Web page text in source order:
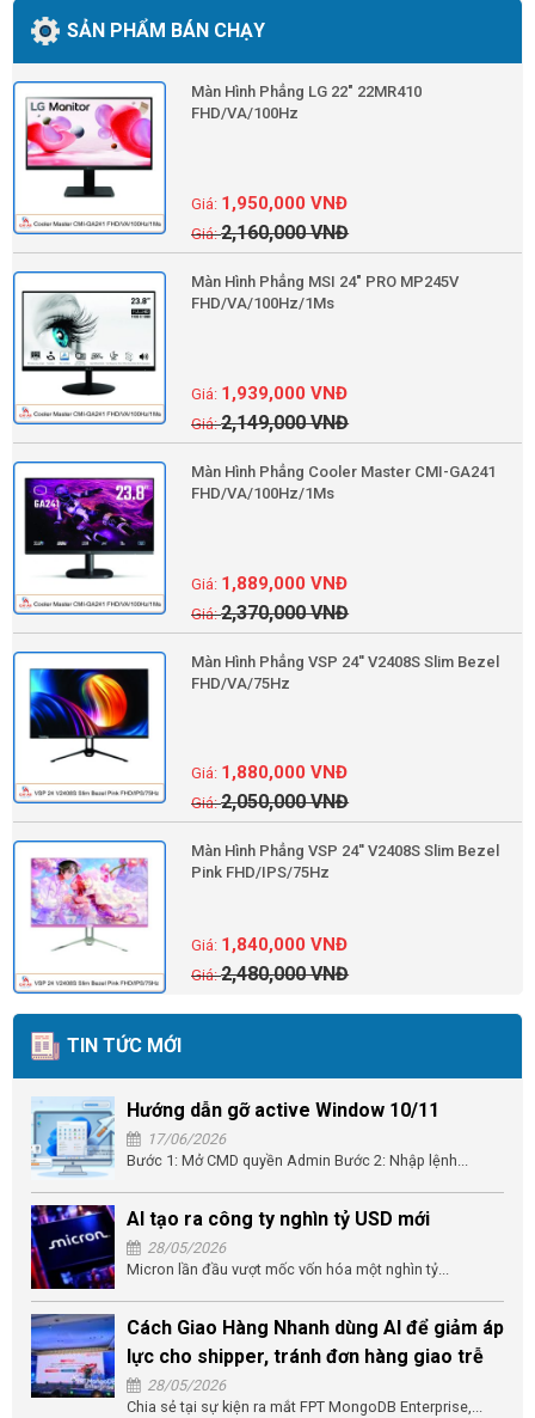
SẢN PHẨM BÁN CHẠY
Màn Hình Phẳng LG 22" 22MR410
FHD/VA/100Hz
2,160,000VNĐ
1,950,000VNĐ
Màn Hình Phẳng MSI 24" PRO MP245V
FHD/VA/100Hz/1Ms
2,149,000VNĐ
1,939,000VNĐ
Màn Hình Phẳng Cooler Master CMI-GA241
FHD/VA/100Hz/1Ms
2,370,000VNĐ
1,889,000VNĐ
Màn Hình Phẳng VSP 24'' V2408S Slim Bezel
FHD/VA/75Hz
2,050,000VNĐ
1,880,000VNĐ
Màn Hình Phẳng VSP 24'' V2408S Slim Bezel
Pink FHD/IPS/75Hz
2,480,000VNĐ
1,840,000VNĐ
TIN TỨC MỚI
Hướng dẫn gỡ active Window 10/11
17/06/2026
Bước 1: Mở CMD quyền Admin Bước 2: Nhập lệnh...
AI tạo ra công ty nghìn tỷ USD mới
28/05/2026
Micron lần đầu vượt mốc vốn hóa một nghìn tỷ...
Cách Giao Hàng Nhanh dùng AI để giảm áp
lực cho shipper, tránh đơn hàng giao trễ
28/05/2026
Chia sẻ tại sự kiện ra mắt FPT MongoDB Enterprise,...